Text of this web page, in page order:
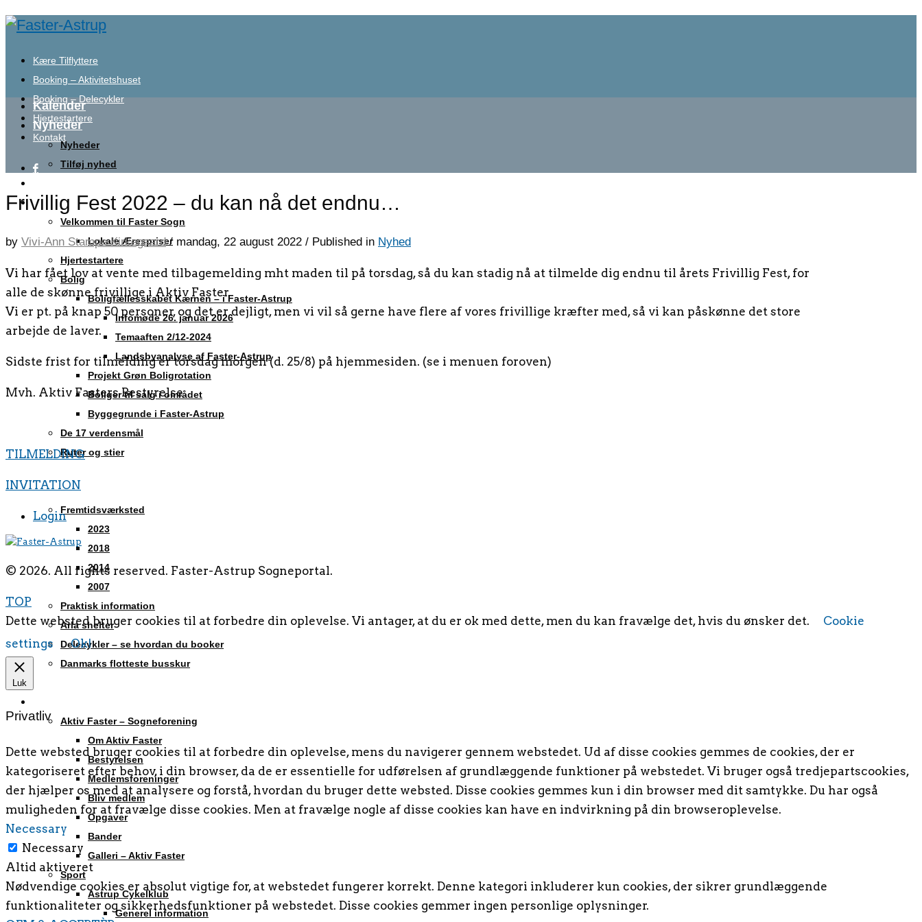
Kære Tilflyttere
Booking – Aktivitetshuset
Booking – Delecykler
Hjertestartere
Kontakt
Kalender
Nyheder
Nyheder
Tilføj nyhed
Lokalområdet
Velkommen til Faster Sogn
Lokale Ærespriser
Hjertestartere
Bolig
Boligfællesskabet Kærnen – i Faster-Astrup
Infomøde 26. januar 2026
Temaaften 2/12-2024
Landsbyanalyse af Faster-Astrup
Projekt Grøn Boligrotation
Boliger til salg i området
Byggegrunde i Faster-Astrup
De 17 verdensmål
Ruter og stier
Lokalarkivet
Fremtidsværksted
2023
2018
2014
2007
Praktisk information
Arla shelter
Delecykler – se hvordan du booker
Danmarks flotteste busskur
Aktiv Faster – Sogneforening
Om Aktiv Faster
Bestyrelsen
Medlemsforeninger
Bliv medlem
Opgaver
Bander
Galleri – Aktiv Faster
Sport
Astrup Cykelklub
Generel information
Frivillig Fest 2022 – du kan nå det endnu…
by Vivi-Ann Stampe Kirkegaard / mandag, 22 august 2022 / Published in Nyhed
Vi har fået lov at vente med tilbagemelding mht maden til på torsdag, så du kan stadig nå at tilmelde dig endnu til årets Frivillig Fest, for
alle de skønne frivillige i Aktiv Faster.
Vi er pt. på knap 50 personer, og det er dejligt, men vi vil så gerne have flere af vores frivillige kræfter med, så vi kan påskønne det store
arbejde de laver.
Sidste frist for tilmelding er torsdag morgen (d. 25/8) på hjemmesiden. (se i menuen foroven)
Mvh. Aktiv Fasters Bestyrelse
TILMELDING
INVITATION
Login
© 2026. All rights reserved. Faster-Astrup Sogneportal.
TOP
Dette websted bruger cookies til at forbedre din oplevelse. Vi antager, at du er ok med dette, men du kan fravælge det, hvis du ønsker det.
Cookie
settings
Ok!
Luk
Privatliv
Dette websted bruger cookies til at forbedre din oplevelse, mens du navigerer gennem webstedet. Ud af disse cookies gemmes de cookies, der er
kategoriseret efter behov, i din browser, da de er essentielle for udførelsen af ​​grundlæggende funktioner på webstedet. Vi bruger også tredjepartscookies,
der hjælper os med at analysere og forstå, hvordan du bruger dette websted. Disse cookies gemmes kun i din browser med dit samtykke. Du har også
muligheden for at fravælge disse cookies. Men at fravælge nogle af disse cookies kan have en indvirkning på din browseroplevelse.
Necessary
Necessary
Altid aktiveret
Nødvendige cookies er absolut vigtige for, at webstedet fungerer korrekt. Denne kategori inkluderer kun cookies, der sikrer grundlæggende
funktionaliteter og sikkerhedsfunktioner på webstedet. Disse cookies gemmer ingen personlige oplysninger.